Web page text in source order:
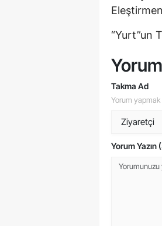
“Yurt”un
Takma Ad
Yorum yapmak
Yorum